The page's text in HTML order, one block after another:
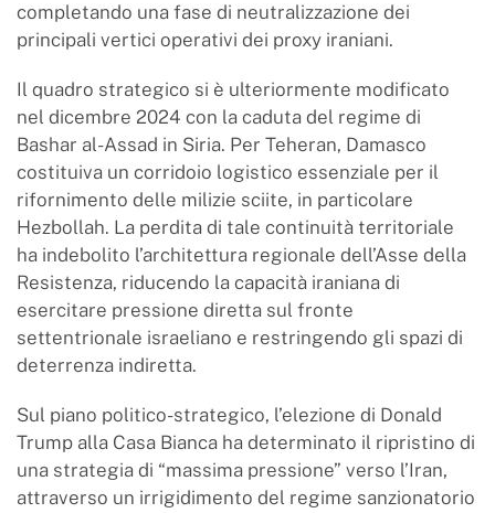
completando una fase di neutralizzazione dei
principali vertici operativi dei proxy iraniani.
Il quadro strategico si è ulteriormente modificato
nel dicembre 2024 con la caduta del regime di
Bashar al-Assad in Siria. Per Teheran, Damasco
costituiva un corridoio logistico essenziale per il
rifornimento delle milizie sciite, in particolare
Hezbollah. La perdita di tale continuità territoriale
ha indebolito l’architettura regionale dell’Asse della
Resistenza, riducendo la capacità iraniana di
esercitare pressione diretta sul fronte
settentrionale israeliano e restringendo gli spazi di
deterrenza indiretta.
Sul piano politico-strategico, l’elezione di Donald
Trump alla Casa Bianca ha determinato il ripristino di
una strategia di “massima pressione” verso l’Iran,
attraverso un irrigidimento del regime sanzionatorio